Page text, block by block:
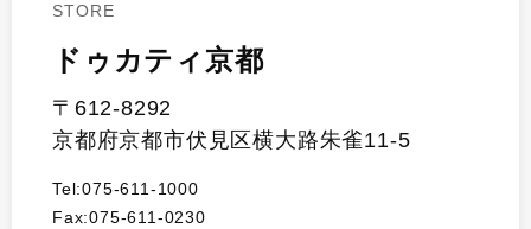
STORE
ドゥカティ京都
〒612-8292
京都府京都市伏見区横大路朱雀11-5
Tel:075-611-1000
Fax:075-611-0230